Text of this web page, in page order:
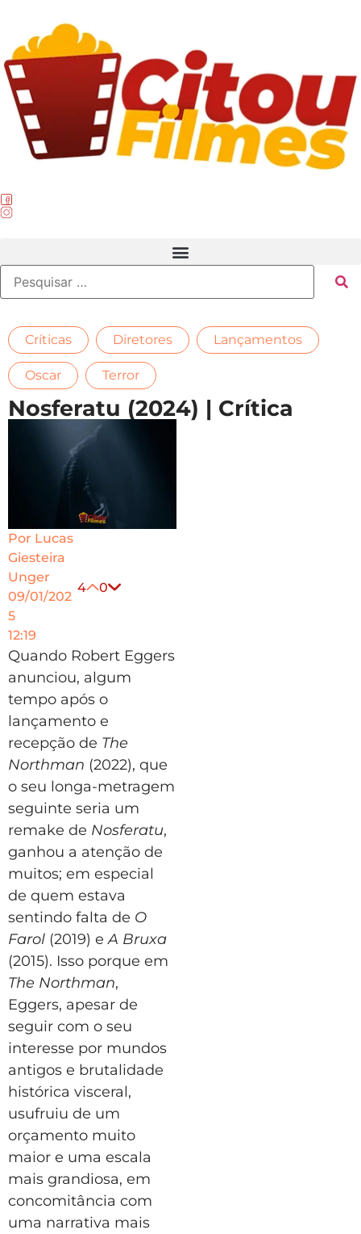
Críticas Diretores Lançamentos
Oscar Terror
Nosferatu (2024) | Crítica
Por Lucas
Giesteira
Unger
09/01/202
5
12:19
0
4
Quando Robert Eggers
anunciou, algum
tempo após o
lançamento e
recepção de The
Northman (2022), que
o seu longa-metragem
seguinte seria um
remake de Nosferatu,
ganhou a atenção de
muitos; em especial
de quem estava
sentindo falta de O
Farol (2019) eA Bruxa
(2015). Isso porque em
The Northman,
Eggers, apesar de
seguir com o seu
interesse por mundos
antigos e brutalidade
histórica visceral,
usufruiu de um
orçamento muito
maior e uma escala
mais grandiosa, em
concomitância com
uma narrativa mais